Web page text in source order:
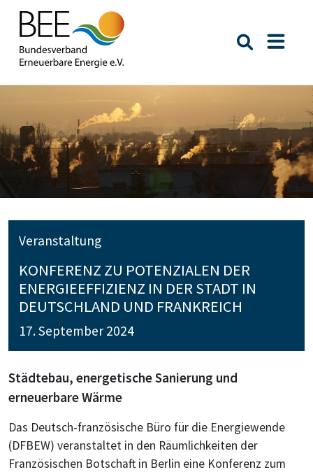
Suche
Veranstaltung
KONFERENZ ZU POTENZIALEN DER
ENERGIEEFFIZIENZ IN DER STADT IN
DEUTSCHLAND UND FRANKREICH
17. September 2024
Städtebau, energetische Sanierung und
erneuerbare Wärme
Das Deutsch-französische Büro für die Energiewende
(DFBEW) veranstaltet in den Räumlichkeiten der
Französischen Botschaft in Berlin eine Konferenz zum